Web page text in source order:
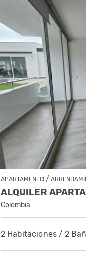
APARTAMENTO /
Colombia
2 Habitaciones / 2